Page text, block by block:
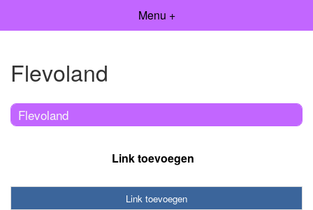
Menu +
Flevoland
Flevoland
Link toevoegen
Link toevoegen